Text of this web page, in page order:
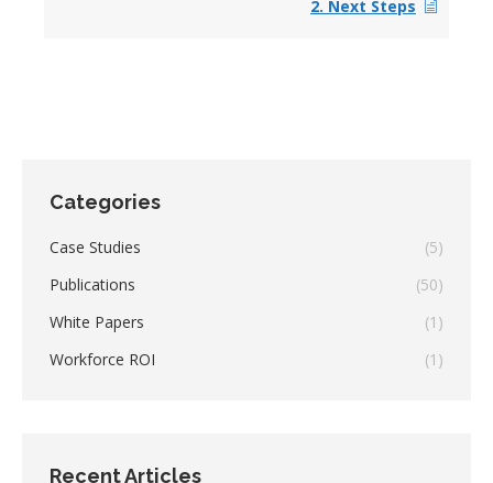
2. Next Steps
Categories
Case Studies
(5)
Publications
(50)
White Papers
(1)
Workforce ROI
(1)
Recent Articles